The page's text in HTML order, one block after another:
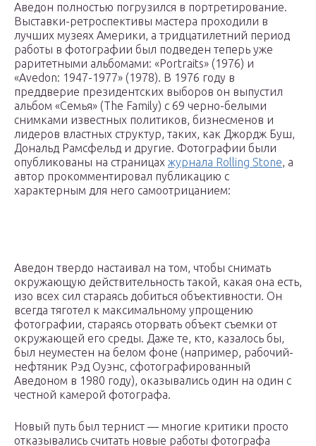
Аведон полностью погрузился в портретирование.
Выставки-ретроспективы мастера проходили в
лучших музеях Америки, а тридцатилетний период
работы в фотографии был подведен теперь уже
раритетными альбомами: «Portraits» (1976) и
«Avedon: 1947-1977» (1978). В 1976 году в
преддверие президентских выборов он выпустил
альбом «Семья» (The Family) c 69 черно-белыми
снимками известных политиков, бизнесменов и
лидеров властных структур, таких, как Джордж Буш,
Дональд Рамсфельд и другие. Фотографии были
опубликованы на страницах журнала Rolling Stone, а
автор прокомментировал публикацию с
характерным для него самоотрицанием:
Аведон твердо настаивал на том, чтобы снимать
окружающую действительность такой, какая она есть,
изо всех сил стараясь добиться объективности. Он
всегда тяготел к максимальному упрощению
фотографии, стараясь оторвать объект съемки от
окружающей его среды. Даже те, кто, казалось бы,
был неуместен на белом фоне (например, рабочий-
нефтяник Рэд Оуэнс, сфотографированный
Аведоном в 1980 году), оказывались один на один с
честной камерой фотографа.
Новый путь был тернист — многие критики просто
отказывались считать новые работы фотографа